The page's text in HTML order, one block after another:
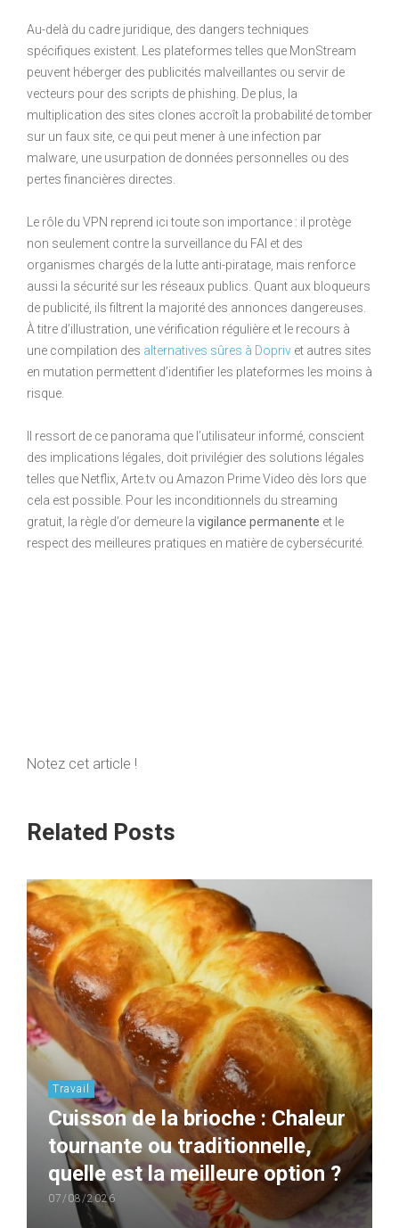
Au-delà du cadre juridique, des dangers techniques
spécifiques existent. Les plateformes telles que MonStream
peuvent héberger des publicités malveillantes ou servir de
vecteurs pour des scripts de phishing. De plus, la
multiplication des sites clones accroît la probabilité de tomber
sur un faux site, ce qui peut mener à une infection par
malware, une usurpation de données personnelles ou des
pertes financières directes.
Le rôle du VPN reprend ici toute son importance : il protège
non seulement contre la surveillance du FAI et des
organismes chargés de la lutte anti-piratage, mais renforce
aussi la sécurité sur les réseaux publics. Quant aux bloqueurs
de publicité, ils filtrent la majorité des annonces dangereuses.
À titre d’illustration, une vérification régulière et le recours à
une compilation des alternatives sûres à Dopriv et autres sites
en mutation permettent d’identifier les plateformes les moins à
risque.
Il ressort de ce panorama que l’utilisateur informé, conscient
des implications légales, doit privilégier des solutions légales
telles que Netflix, Arte.tv ou Amazon Prime Video dès lors que
cela est possible. Pour les inconditionnels du streaming
gratuit, la règle d’or demeure la vigilance permanente et le
respect des meilleures pratiques en matière de cybersécurité.
Notez cet article !
Related Posts
Travail
Cuisson de la brioche : Chaleur
tournante ou traditionnelle,
quelle est la meilleure option ?
07/08/2026